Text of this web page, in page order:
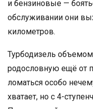
и бензиновые —
обслуживании они
километров.
Турбодизель
родословную ещё от
ломаться особо
хватает, но с 4-